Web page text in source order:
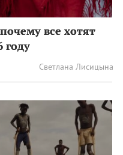
все хотят
году
Светлана Лисицына